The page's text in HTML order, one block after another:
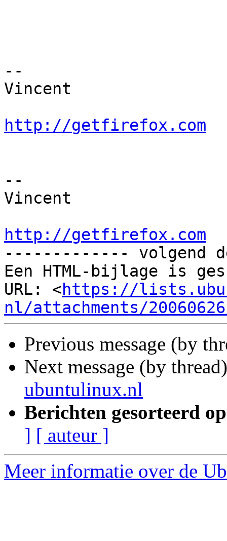
--
Vincent
http://getfirefox.com
--
Vincent
http://getfirefox.com
------------- volgend
Een HTML-bijlage is
URL: <https://
nl/attachments/
Previous message (by
Next message (by
ubuntulinux.nl
Berichten gesorteerd
] [ auteur ]
Meer informatie over de